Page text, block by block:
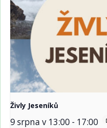
Živly Jeseníků
9 srpna v 13:00 - 17:00